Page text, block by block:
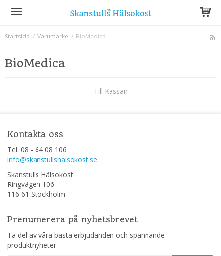
Startsida / Varumärke / BioMedica
BioMedica
Till Kassan
Kontakta oss
Tel: 08 - 64 08 106
info@skanstullshalsokost.se
Skanstulls Hälsokost
Ringvägen 106
116 61 Stockholm
Prenumerera på nyhetsbrevet
Ta del av våra bästa erbjudanden och spännande
produktnyheter